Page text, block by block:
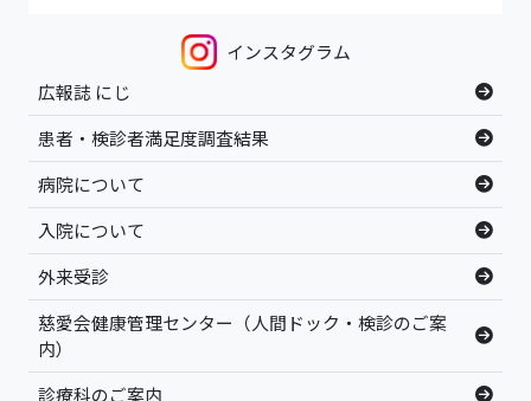
インスタグラム
広報誌 にじ
患者・検診者満足度調査結果
病院について
入院について
外来受診
慈愛会健康管理センター（人間ドック・検診のご案
内）
診療科のご案内